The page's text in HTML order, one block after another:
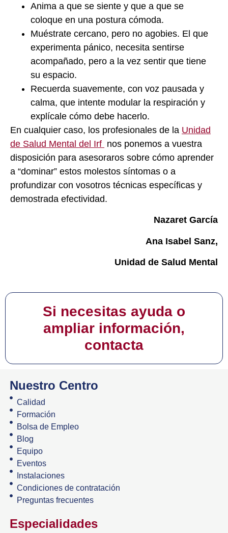
Anima a que se siente y que a que se
coloque en una postura cómoda.
Muéstrate cercano, pero no agobies. El que
experimenta pánico, necesita sentirse
acompañado, pero a la vez sentir que tiene
su espacio.
Recuerda suavemente, con voz pausada y
calma, que intente modular la respiración y
explícale cómo debe hacerlo.
En cualquier caso, los profesionales de la Unidad
de Salud Mental del Irf nos ponemos a vuestra
disposición para asesoraros sobre cómo aprender
a “dominar” estos molestos síntomas o a
profundizar con vosotros técnicas específicas y
demostrada efectividad.
Nazaret García
Ana Isabel Sanz,
Unidad de Salud Mental
Si necesitas ayuda o
ampliar información,
contacta
Nuestro Centro
Calidad
Formación
Bolsa de Empleo
Blog
Equipo
Eventos
Instalaciones
Condiciones de contratación
Preguntas frecuentes
Especialidades